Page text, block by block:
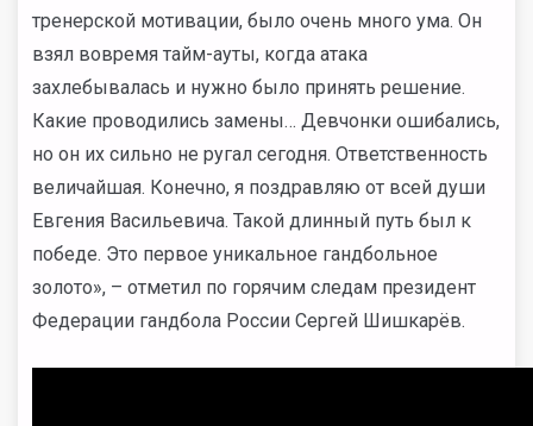
тренерской мотивации, было очень много ума. Он
взял вовремя тайм-ауты, когда атака
захлебывалась и нужно было принять решение.
Какие проводились замены… Девчонки ошибались,
но он их сильно не ругал сегодня. Ответственность
величайшая. Конечно, я поздравляю от всей души
Евгения Васильевича. Такой длинный путь был к
победе. Это первое уникальное гандбольное
золото», – отметил по горячим следам президент
Федерации гандбола России Сергей Шишкарёв.